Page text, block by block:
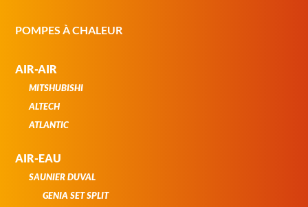
POMPES À CHALEUR
AIR-AIR
MITSHUBISHI
ALTECH
ATLANTIC
AIR-EAU
SAUNIER DUVAL
GENIA SET SPLIT